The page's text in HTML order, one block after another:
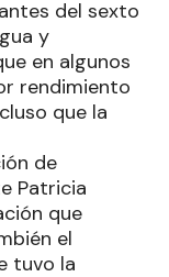
del sexto
y
en algunos
rendimiento
que la
de
Patricia
que
el
tuvo la